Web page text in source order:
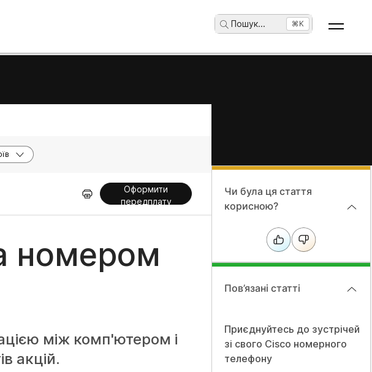
Пошук... ⌘K
Оформити
передплату
номером
між комп'ютером і
акцій.
Чи була ця стаття
корисною?
Пов’язані статті
Приєднуйтесь до зустрічей
зі свого Cisco номерного
телефону